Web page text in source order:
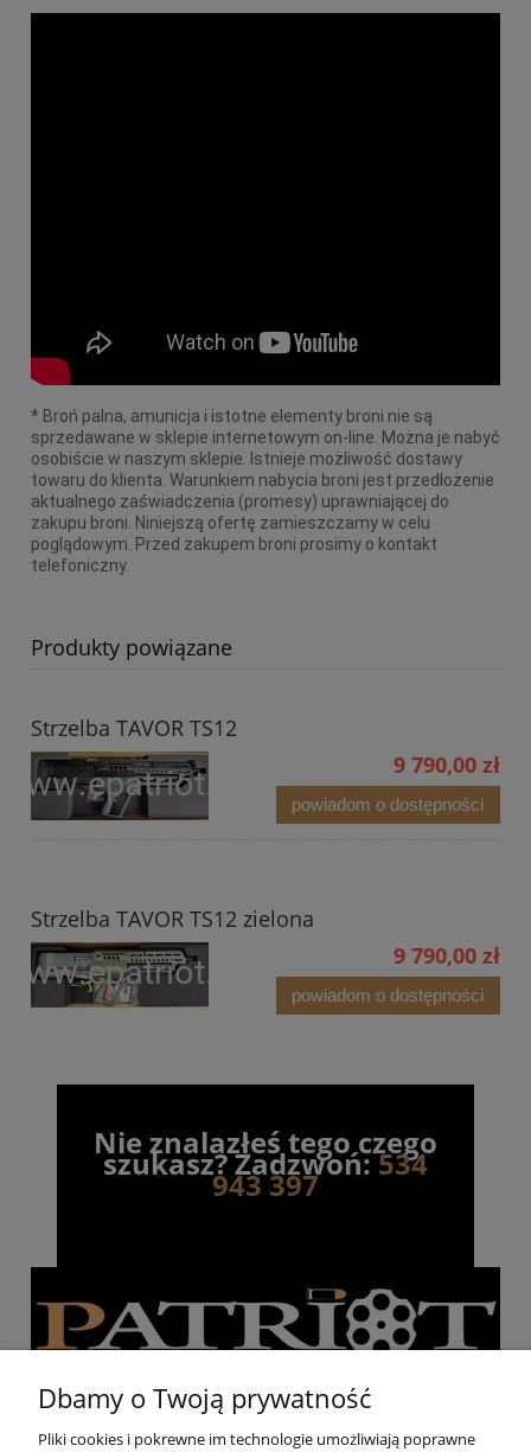
* Broń palna, amunicja i istotne elementy broni nie są
sprzedawane w sklepie internetowym on-line. Można je nabyć
osobiście w naszym sklepie. Istnieje możliwość dostawy
towaru do klienta. Warunkiem nabycia broni jest przedłożenie
aktualnego zaświadczenia (promesy) uprawniającej do
zakupu broni. Niniejszą ofertę zamieszczamy w celu
poglądowym. Przed zakupem broni prosimy o kontakt
telefoniczny.
Produkty powiązane
Strzelba TAVOR TS12
9 790,00 zł
powiadom o dostępności
Strzelba TAVOR TS12 zielona
9 790,00 zł
powiadom o dostępności
Nie znalazłeś tego czego
szukasz? Zadzwoń:534
943 397
Dbamy o Twoją prywatność
Pliki cookies i pokrewne im technologie umożliwiają poprawne